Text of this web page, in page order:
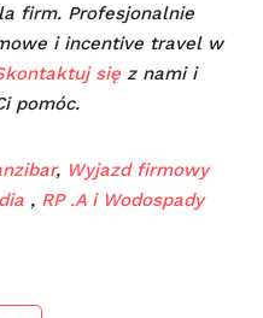
firm. Profesjonalnie
i incentive travel w
się z nami i
pomóc.
, Wyjazd firmowy
, RP .A i Wodospady